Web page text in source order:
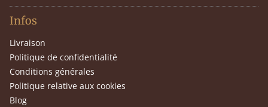
Infos
Livraison
Politique de confidentialité
Conditions générales
Politique relative aux cookies
Blog